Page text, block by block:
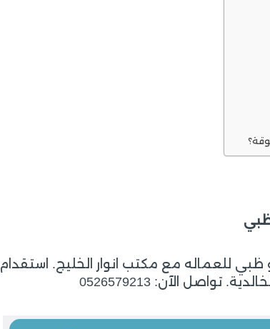
ظبي للعماله مع مكتب انوار الخليج. استقدام
الآن: 0526579213